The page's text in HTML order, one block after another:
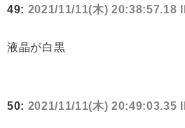
49: 2021/11/11(木) 20:38:57.18
液晶が白黒
50: 2021/11/11(木) 20:49:03.35